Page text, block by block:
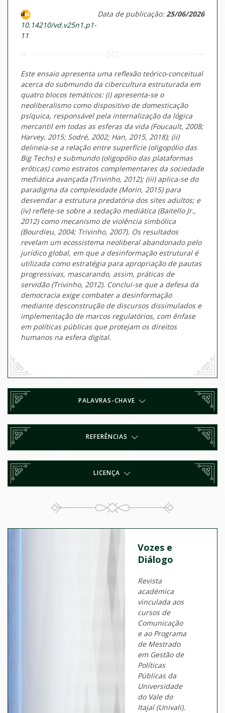
10.14210/vd.v25n1.p1-
11
Data de publicação:25/06/2026
Este ensaio apresenta uma reflexão teórico-conceitual
acerca do submundo da cibercultura estruturada em
quatro blocos temáticos: (i) apresenta-se o
neoliberalismo como dispositivo de domesticação
psíquica, responsável pela internalização da lógica
mercantil em todas as esferas da vida (Foucault, 2008;
Harvey, 2015; Sodré, 2002; Han, 2015, 2018); (ii)
delineia-se a relação entre superfície (oligopólio das
Big Techs) e submundo(oligopólio das plataformas
eróticas) como estratos complementares da sociedade
mediática avançada (Trivinho, 2012); (iii) aplica-se do
paradigma da complexidade (Morin, 2015) para
desvendar a estrutura predatória dos sitesadultos; e
(iv) reflete-se sobre a sedação mediática (Baitello Jr.,
2012) como mecanismo de violência simbólica
(Bourdieu, 2004; Trivinho, 2007). Os resultados
revelam um ecossistema neoliberal abandonado pelo
jurídico global, em que a desinformação estrutural é
utilizada como estratégia para apropriação de pautas
progressivas, mascarando, assim, práticas de
servidão (Trivinho, 2012). Conclui-se que a defesa da
democracia exige combater a desinformação
mediante desconstrução de discursos dissimulados e
implementação de marcos regulatórios, com ênfase
em políticas públicas que protejam os direitos
humanos na esfera digital.
PALAVRAS-CHAVE
REFERÊNCIAS
LICENÇA
Vozes e
Diálogo
Revista
académica
vinculada aos
cursos de
Comunicação
e ao Programa
de Mestrado
em Gestão de
Políticas
Públicas da
Universidade
do Vale do
Itajaí (Univali).